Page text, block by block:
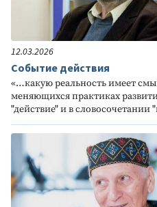
12.03.2026
Событие действия
«…какую реальность имеет
меняющихся практиках
"действие" и в словосочетании